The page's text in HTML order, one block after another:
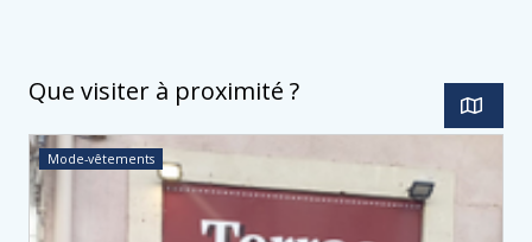
Que visiter à proximité ?
Mode-vêtements